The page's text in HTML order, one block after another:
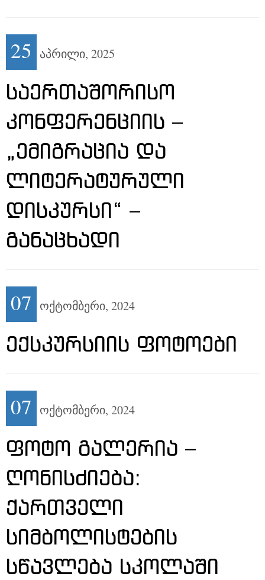
25 აპრილი, 2025
ᲡᲐᲔᲠᲗᲐᲨᲝᲠᲘᲡᲝ
ᲙᲝᲜᲤᲔᲠᲔᲜᲪᲘᲘᲡ –
„ᲔᲛᲘᲒᲠᲐᲪᲘᲐ ᲓᲐ
ᲚᲘᲢᲔᲠᲐᲢᲣᲠᲣᲚᲘ
ᲓᲘᲡᲙᲣᲠᲡᲘ“ –
ᲒᲐᲜᲐᲪᲮᲐᲓᲘ
07 ოქტომბერი, 2024
ᲔᲥᲡᲙᲣᲠᲡᲘᲘᲡ ᲤᲝᲢᲝᲔᲑᲘ
07 ოქტომბერი, 2024
ᲤᲝᲢᲝ ᲒᲐᲚᲔᲠᲘᲐ –
ᲦᲝᲜᲘᲡᲫᲘᲔᲑᲐ:
ᲥᲐᲠᲗᲕᲔᲚᲘ
ᲡᲘᲛᲑᲝᲚᲘᲡᲢᲔᲑᲘᲡ
ᲡᲬᲐᲕᲚᲔᲑᲐ ᲡᲙᲝᲚᲐᲨᲘ